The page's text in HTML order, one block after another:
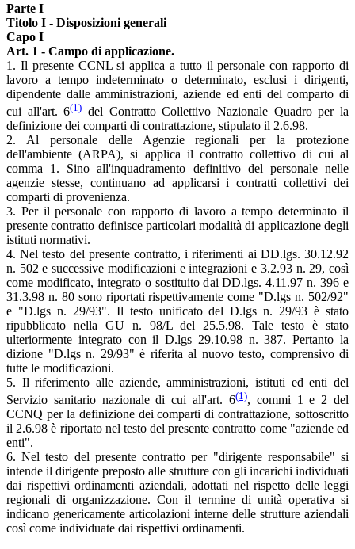
Parte I
Titolo I - Disposizioni generali
Capo I
Art. 1 - Campo di applicazione.
1. Il presente CCNL si applica a tutto il personale con rapporto di
lavoro a tempo indeterminato o determinato, esclusi i dirigenti,
dipendente dalle amministrazioni, aziende ed enti del comparto di
cui all'art. 6(1)del Contratto Collettivo Nazionale Quadro per la
definizione dei comparti di contrattazione, stipulato il 2.6.98.
2. Al personale delle Agenzie regionali per la protezione
dell'ambiente (ARPA), si applica il contratto collettivo di cui al
comma 1. Sino all'inquadramento definitivo del personale nelle
agenzie stesse, continuano ad applicarsi i contratti collettivi dei
comparti di provenienza.
3. Per il personale con rapporto di lavoro a tempo determinato il
presente contratto definisce particolari modalità di applicazione degli
istituti normativi.
4. Nel testo del presente contratto, i riferimenti ai DD.lgs. 30.12.92
n. 502 e successive modificazioni e integrazioni e 3.2.93 n. 29, così
come modificato, integrato o sostituito dai DD.lgs. 4.11.97 n. 396 e
31.3.98 n. 80 sono riportati rispettivamente come "D.lgs n. 502/92"
e "D.lgs n. 29/93". Il testo unificato del D.lgs n. 29/93 è stato
ripubblicato nella GU n. 98/L del 25.5.98. Tale testo è stato
ulteriormente integrato con il D.lgs 29.10.98 n. 387. Pertanto la
dizione "D.lgs n. 29/93" è riferita al nuovo testo, comprensivo di
tutte le modificazioni.
5. Il riferimento alle aziende, amministrazioni, istituti ed enti del
Servizio sanitario nazionale di cui all'art. 6(1), commi 1 e 2 del
CCNQ per la definizione dei comparti di contrattazione, sottoscritto
il 2.6.98 è riportato nel testo del presente contratto come "aziende ed
enti".
6. Nel testo del presente contratto per "dirigente responsabile" si
intende il dirigente preposto alle strutture con gli incarichi individuati
dai rispettivi ordinamenti aziendali, adottati nel rispetto delle leggi
regionali di organizzazione. Con il termine di unità operativa si
indicano genericamente articolazioni interne delle strutture aziendali
così come individuate dai rispettivi ordinamenti.